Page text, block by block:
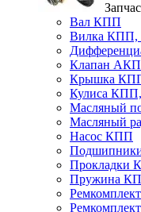
Вал КПП
Вилка КПП,
Клапан
Крышка
Кулиса
Масляный
Масляный
Насос КПП
Прокладки
Пружина